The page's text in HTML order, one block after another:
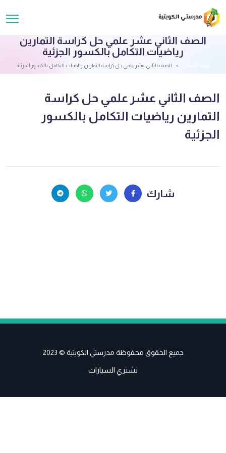
الصف الثاني عشر علمي حل كراسة التمارين
رياضيات التكامل بالكسور الجزئية
الصف الثاني عشر علمي حل كراسة التمارين رياضيات التكامل بالكسور الجزئية
الصف الثاني عشر علمي حل كراسة
التمارين رياضيات التكامل بالكسور
الجزئية
شارك
جميع الحقوق محفوظة مدرستي الكويتية © 2023
نشتري السيارات